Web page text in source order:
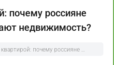
почему россияне
недвижимость?
квартирой: почему россияне …